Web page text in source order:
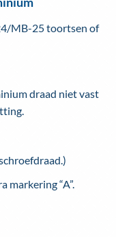
MB-25 toortsen of
draad niet vast
markering “A”.